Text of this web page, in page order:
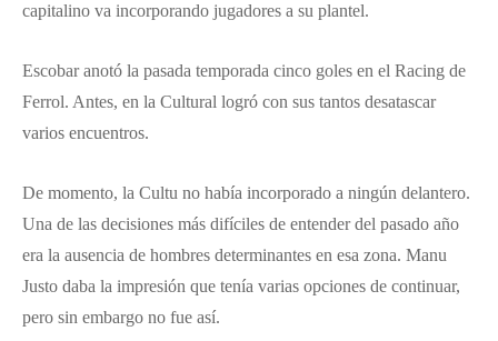
capitalino va incorporando jugadores a su plantel.
Escobar anotó la pasada temporada cinco goles en el Racing de
Ferrol. Antes, en la Cultural logró con sus tantos desatascar
varios encuentros.
De momento, la Cultu no había incorporado a ningún delantero.
Una de las decisiones más difíciles de entender del pasado año
era la ausencia de hombres determinantes en esa zona. Manu
Justo daba la impresión que tenía varias opciones de continuar,
pero sin embargo no fue así.